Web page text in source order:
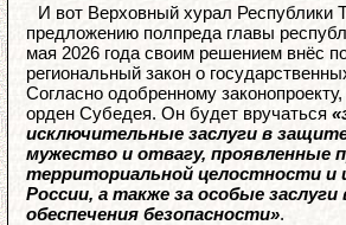
И вот Верховный хурал Республики
предложению полпреда главы
мая 2026 года своим решением внёс
региональный закон о
Согласно одобренному
орден Субедея. Он будет вручаться
исключительные заслуги в
мужество и отвагу, проявленные
территориальной целостности и
России, а также за особые заслуги
обеспечения безопасности».